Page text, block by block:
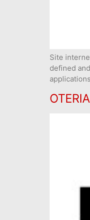
Site
defined
OTERIA